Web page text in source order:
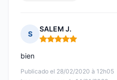
S
SALEM J.
Nota: 5 de 5
Publicado el 28/02/2020 à 12h05
bien